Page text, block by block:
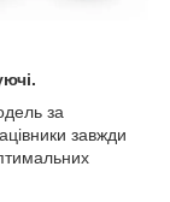
за
завжди